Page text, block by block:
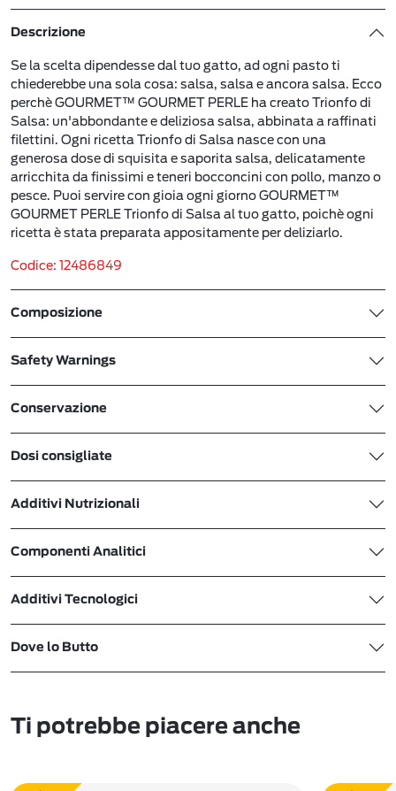
Descrizione
Se la scelta dipendesse dal tuo gatto, ad ogni pasto ti
chiederebbe una sola cosa: salsa, salsa e ancora salsa. Ecco
perchè GOURMET™ GOURMET PERLE ha creato Trionfo di
Salsa: un'abbondante e deliziosa salsa, abbinata a raffinati
filettini. Ogni ricetta Trionfo di Salsa nasce con una
generosa dose di squisita e saporita salsa, delicatamente
arricchita da finissimi e teneri bocconcini con pollo, manzo o
pesce. Puoi servire con gioia ogni giorno GOURMET™
GOURMET PERLE Trionfo di Salsa al tuo gatto, poichè ogni
ricetta è stata preparata appositamente per deliziarlo.
Codice: 12486849
Composizione
Safety Warnings
Conservazione
Dosi consigliate
Additivi Nutrizionali
Componenti Analitici
Additivi Tecnologici
Dove lo Butto
Ti potrebbe piacere anche